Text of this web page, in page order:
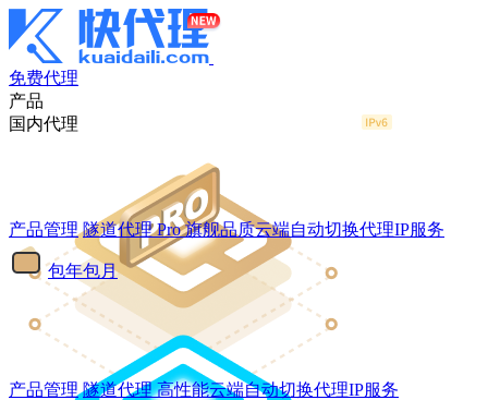
免费代理
产品
国内代理
产品管理 隧道代理Pro 旗舰品质云端自动切换代理IP服务
包年包月
产品管理 隧道代理 高性能云端自动切换代理IP服务